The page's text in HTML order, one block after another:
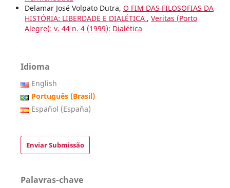
Delamar José Volpato Dutra, O FIM DAS FILOSOFIAS DA
HISTÓRIA: LIBERDADE E DIALÉTICA , Veritas (Porto
Alegre): v. 44 n. 4 (1999): Dialética
Idioma
English
Português (Brasil)
Español (España)
Enviar Submissão
Palavras-chave